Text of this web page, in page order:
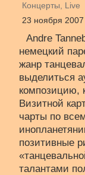
Концерты, Live
23 ноября 2007
Andre
немецкий
жанр
выделиться
композицию,
Визитной
чарты по
позитивные
талантами